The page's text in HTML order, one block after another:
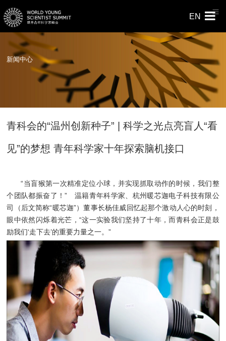
EN
新闻中心
青科会的“温州创新种子” | 科学之光点亮盲人“看
见”的梦想 青年科学家十年探索脑机接口
“当盲猴第一次精准定位小球，并实现抓取动作的时候，我们整
个团队都振奋了！” 温籍青年科学家、杭州暖芯迦电子科技有限公
司（后文简称“暖芯迦”）董事长杨佳威回忆起那个激动人心的时刻，
眼中依然闪烁着光芒，“这一实验我们坚持了十年，而青科会正是鼓
励我们‘走下去’的重要力量之一。”